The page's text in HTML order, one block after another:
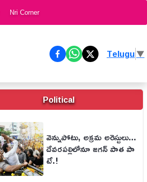
Nri Corner
Telugu▼
Political
వెన్నుపోటు, అక్రమ అరెస్టులు...
దేవరపల్లిలోనూ జగన్ పాత పా
టే.!